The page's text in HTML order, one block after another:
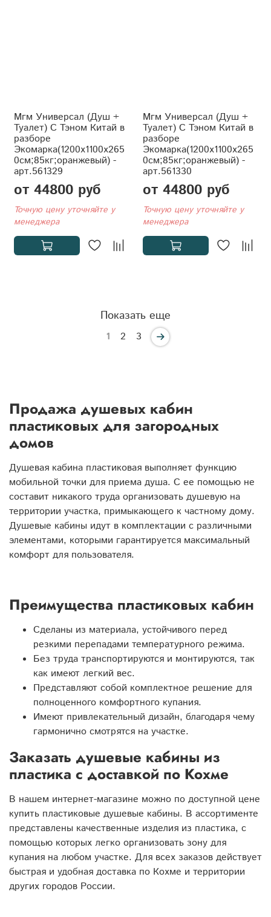
Мгм Универсал (Душ +
Туалет) С Тэном Китай в
разборе
Экомарка(1200x1100x265
0см;85кг;оранжевый) -
арт.561329
от 44800 руб
Точную цену уточняйте у
менеджера
Мгм Универсал (Душ +
Туалет) С Тэном Китай в
разборе
Экомарка(1200x1100x265
0см;85кг;оранжевый) -
арт.561330
от 44800 руб
Точную цену уточняйте у
менеджера
Показать еще
1 2 3
Продажа душевых кабин
пластиковых для загородных
домов
Душевая кабина пластиковая выполняет функцию
мобильной точки для приема душа. С ее помощью не
составит никакого труда организовать душевую на
территории участка, примыкающего к частному дому.
Душевые кабины идут в комплектации с различными
элементами, которыми гарантируется максимальный
комфорт для пользователя.
Преимущества пластиковых кабин
Сделаны из материала, устойчивого перед
резкими перепадами температурного режима.
Без труда транспортируются и монтируются, так
как имеют легкий вес.
Представляют собой комплектное решение для
полноценного комфортного купания.
Имеют привлекательный дизайн, благодаря чему
гармонично смотрятся на участке.
Заказать душевые кабины из
пластика с доставкой по Кохме
В нашем интернет-магазине можно по доступной цене
купить пластиковые душевые кабины. В ассортименте
представлены качественные изделия из пластика, с
помощью которых легко организовать зону для
купания на любом участке. Для всех заказов действует
быстрая и удобная доставка по Кохме и территории
других городов России.